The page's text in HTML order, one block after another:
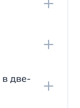
домах, так
зависит
в две-